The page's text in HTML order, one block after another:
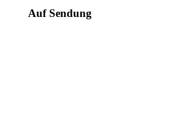
Auf Sendung